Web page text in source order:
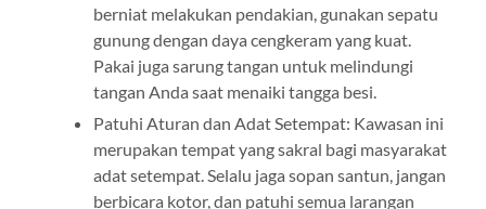
berniat melakukan pendakian, gunakan sepatu
gunung dengan daya cengkeram yang kuat.
Pakai juga sarung tangan untuk melindungi
tangan Anda saat menaiki tangga besi.
Patuhi Aturan dan Adat Setempat: Kawasan ini
merupakan tempat yang sakral bagi masyarakat
adat setempat. Selalu jaga sopan santun, jangan
berbicara kotor, dan patuhi semua larangan